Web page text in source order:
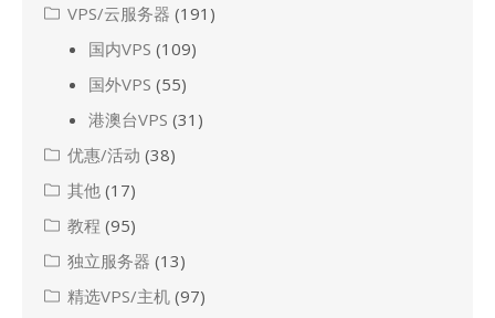
VPS/云服务器 (191)
国内VPS (109)
国外VPS (55)
港澳台VPS (31)
优惠/活动 (38)
其他 (17)
教程 (95)
独立服务器 (13)
精选VPS/主机 (97)